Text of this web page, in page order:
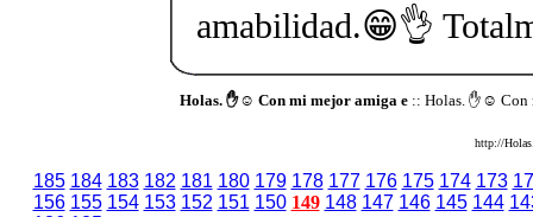
amabilidad.😁👌
Holas. ✋☺️ Con mi mejor amiga e:: Holas. ✋☺️ Con
http://
185 184 183 182 181 180 179 178 177 176 175 174 173
156 155 154 153 152 151 150 149 148 147 146 145 144